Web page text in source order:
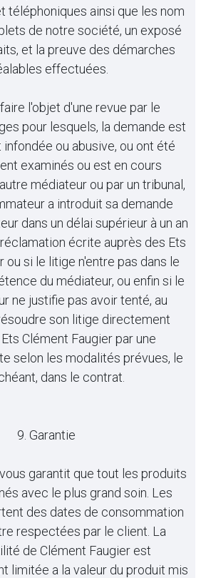
téléphoniques ainsi que les nom
de notre société, un exposé
et la preuve des démarches
effectuées.
l'objet d'une revue par le
pour lesquels, la demande est
ou abusive, ou ont été
examinés ou est en cours
médiateur ou par un tribunal,
a introduit sa demande
dans un délai supérieur à un an
écrite auprès des Ets
ou si le litige n'entre pas dans le
du médiateur, ou enfin si le
ne justifie pas avoir tenté, au
son litige directement
Clément Faugier par une
selon les modalités prévues, le
dans le contrat.
9. Garantie
garantit que tout les produits
avec le plus grand soin. Les
des dates de consommation
respectées par le client. La
de Clément Faugier est
limitée a la valeur du produit mis